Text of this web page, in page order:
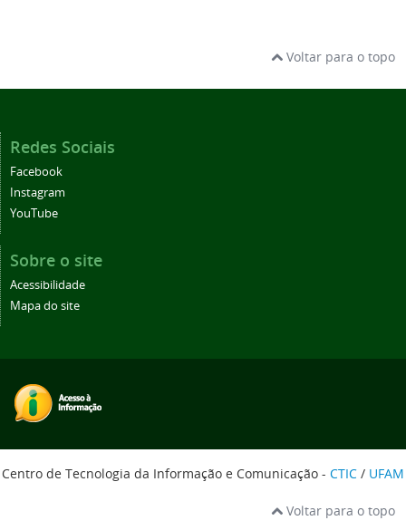
Voltar para o topo
Redes Sociais
Facebook
Instagram
YouTube
Sobre o site
Acessibilidade
Mapa do site
Centro de Tecnologia da Informação e Comunicação - CTIC / UFAM
Voltar para o topo